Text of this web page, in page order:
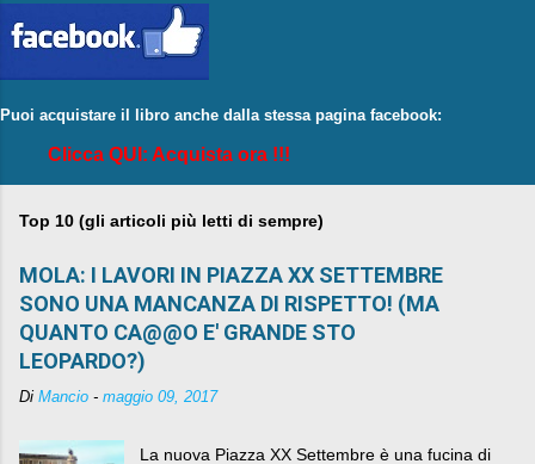
Puoi acquistare il libro anche dalla stessa pagina facebook:
Clicca QUI: Acquista ora !!!
Top 10 (gli articoli più letti di sempre)
MOLA: I LAVORI IN PIAZZA XX SETTEMBRE
SONO UNA MANCANZA DI RISPETTO! (MA
QUANTO CA@@O E' GRANDE STO
LEOPARDO?)
Di Mancio - maggio 09, 2017
La nuova Piazza XX Settembre è una fucina di